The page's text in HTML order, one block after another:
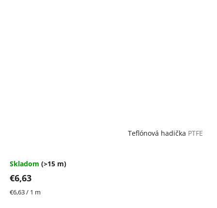
Teflónová hadička PTFE
Skladom (>15 m)
€6,63
Jednotková
€6,63 / 1 m